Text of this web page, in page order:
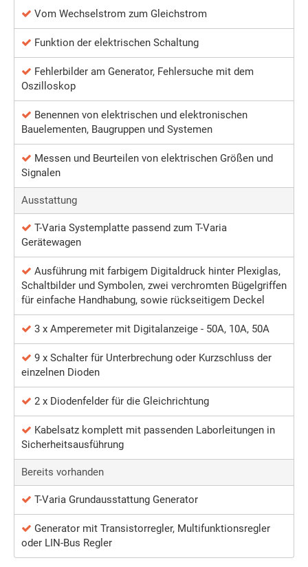
Vom Wechselstrom zum Gleichstrom
Funktion der elektrischen Schaltung
Fehlerbilder am Generator, Fehlersuche mit dem
Oszilloskop
Benennen von elektrischen und elektronischen
Bauelementen, Baugruppen und Systemen
Messen und Beurteilen von elektrischen Größen und
Signalen
Ausstattung
T-Varia Systemplatte passend zum T-Varia
Gerätewagen
Ausführung mit farbigem Digitaldruck hinter Plexiglas,
Schaltbilder und Symbolen, zwei verchromten Bügelgriffen
für einfache Handhabung, sowie rückseitigem Deckel
3 x Amperemeter mit Digitalanzeige - 50A, 10A, 50A
9 x Schalter für Unterbrechung oder Kurzschluss der
einzelnen Dioden
2 x Diodenfelder für die Gleichrichtung
Kabelsatz komplett mit passenden Laborleitungen in
Sicherheitsausführung
Bereits vorhanden
T-Varia Grundausstattung Generator
Generator mit Transistorregler, Multifunktionsregler
oder LIN-Bus Regler